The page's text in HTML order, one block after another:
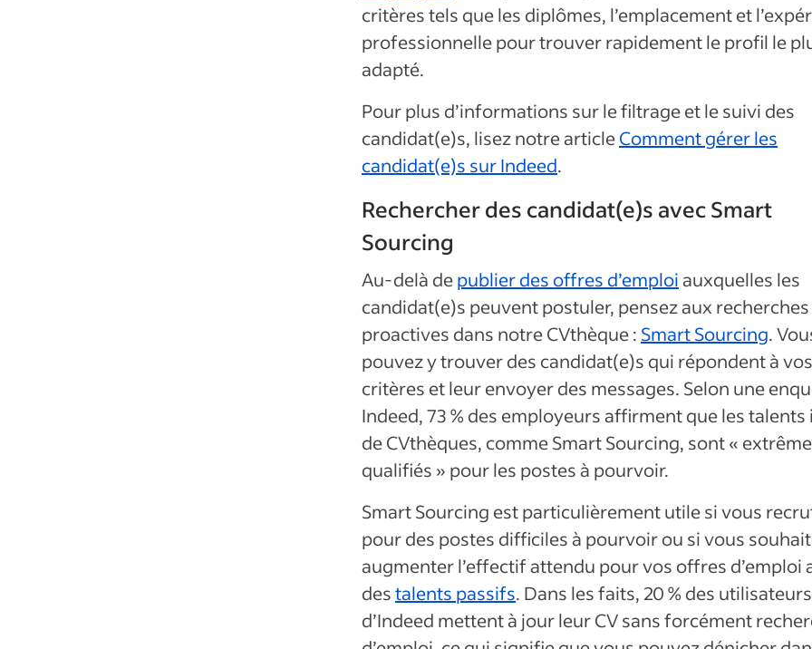
critères tels que les diplômes, l’emplacement et
professionnelle pour trouver rapidement le profil le
adapté.
Pour plus d’informations sur le filtrage et le suivi des
candidat(e)s, lisez notre articleComment gérer les
candidat(e)s sur Indeed.
Rechercher des candidat(e)s avec Smart
Sourcing
Au-delà depublier des offres d’emploi auxquelles les
candidat(e)s peuvent postuler, pensez aux recherches
proactives dans notre CVthèque : Smart Sourcing.
pouvez y trouver des candidat(e)s qui répondent à vos
critères et leur envoyer des messages. Selon une
Indeed, 73 % des employeurs affirment que les talents
de CVthèques, commeSmart Sourcing, sont «
qualifiés » pour les postes à pourvoir.
Smart Sourcing est particulièrement utile si vous
pour des postes difficiles à pourvoir ou si vous
augmenter l’effectif attendu pour vos offres d’emploi
destalents passifs. Dans les faits, 20 % des utilisateurs
d’Indeed mettent à jour leur CV sans forcément